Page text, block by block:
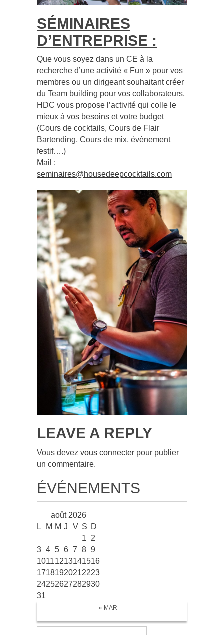
SÉMINAIRES
D’ENTREPRISE :
Que vous soyez dans un CE à la
recherche d’une activité « Fun » pour vos
membres ou un dirigeant souhaitant créer
du Team building pour vos collaborateurs,
HDC vous propose l’activité qui colle le
mieux à vos besoins et votre budget
(Cours de cocktails, Cours de Flair
Bartending, Cours de mix, évènement
festif….)
Mail :
seminaires@housedeepcocktails.com
LEAVE A REPLY
Vous devez vous connecter pour publier
un commentaire.
ÉVÉNEMENTS
août 2026
L
M M J V S D
1
2
3 4 5 6 7 8 9
10111213141516
17181920212223
24252627282930
31
« MAR